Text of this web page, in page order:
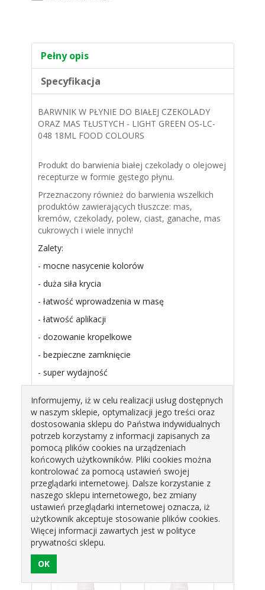
Pełny opis
Specyfikacja
BARWNIK W PŁYNIE DO BIAŁEJ CZEKOLADY
ORAZ MAS TŁUSTYCH - LIGHT GREEN OS-LC-
048 18ML FOOD COLOURS
Produkt do barwienia białej czekolady o olejowej
recepturze w formie gęstego płynu.
Przeznaczony również do barwienia wszelkich
produktów zawierających tłuszcze: mas,
kremów, czekolady, polew, ciast, ganache, mas
cukrowych i wiele innych!
Zalety:
- mocne nasycenie kolorów
- duża siła krycia
- łatwość wprowadzenia w masę
- łatwość aplikacji
- dozowanie kropelkowe
- bezpieczne zamknięcie
- super wydajność
Skład: Olej roślinny, polirycynooleinian
poliglicerolu E476, barwnik: tartrazyna E102,
błękit brylantowy E133, emulgator: lecytyna
sojowa E322, polisorbat 80 E433,
przeciwutleniacz: ekstrakt z rozmarynu E392.
Barwnik E102 może mieć niekorzystny wpływ na
aktywność i skupienie uwagi u dzieci.
Opakownie: 18ml
Produkty pokrewne
Informujemy, iż w celu realizacji usług dostępnych
w naszym sklepie, optymalizacji jego treści oraz
dostosowania sklepu do Państwa indywidualnych
potrzeb korzystamy z informacji zapisanych za
pomocą plików cookies na urządzeniach
końcowych użytkowników. Pliki cookies można
kontrolować za pomocą ustawień swojej
przeglądarki internetowej. Dalsze korzystanie z
naszego sklepu internetowego, bez zmiany
ustawień przeglądarki internetowej oznacza, iż
użytkownik akceptuje stosowanie plików cookies.
Więcej informacji zawartych jest w polityce
prywatności sklepu.